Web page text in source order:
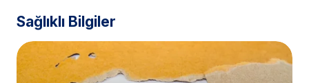
Sağlıklı Bilgiler